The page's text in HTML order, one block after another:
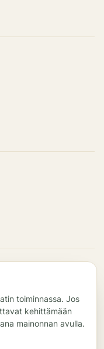
toiminnassa. Jos
kehittämään
mainonnan avulla.